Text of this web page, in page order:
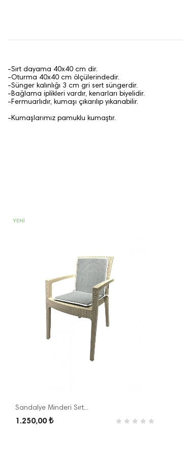
-Sırt dayama 40x40 cm dir.
-Oturma 40x40 cm ölçülerindedir.
-Sünger kalınlığı 3 cm gri sert süngerdir.
-Bağlama iplikleri vardır, kenarları biyelidir.
-Fermuarlıdır, kumaşı çıkarılıp yıkanabilir.
-Kumaşlarımız pamuklu kumaştır.
YENI
Sandalye Minderi Sırt...
1.250,00 ₺